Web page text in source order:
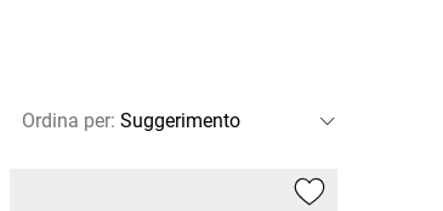
Ordina per: